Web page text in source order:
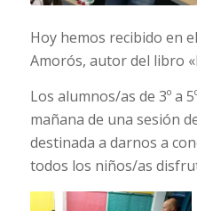
Hoy hemos recibido en
Amorós, autor del libro
Los alumnos/as de 3º a
mañana de una sesión
destinada a darnos a
todos los niños/as